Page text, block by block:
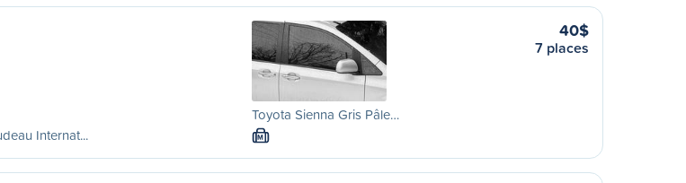
Internat...
Toyota Sienna Gris Pâle…
M
40$
7 places